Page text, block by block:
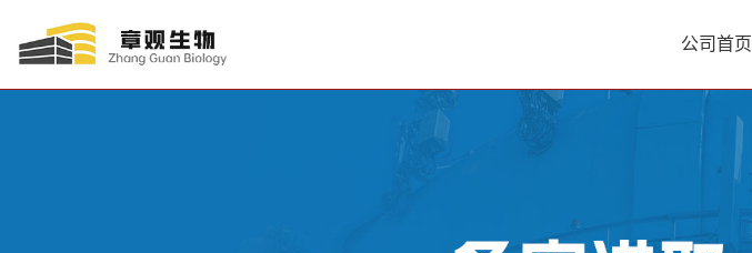
公司首页